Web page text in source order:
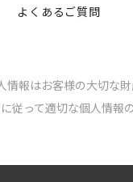
よくあるご質問
報はお客様の大切な
に従って適切な個人情報